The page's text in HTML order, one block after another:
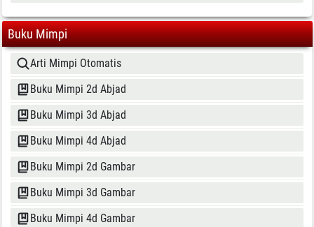
Buku Mimpi
Arti Mimpi Otomatis
Buku Mimpi 2d Abjad
Buku Mimpi 3d Abjad
Buku Mimpi 4d Abjad
Buku Mimpi 2d Gambar
Buku Mimpi 3d Gambar
Buku Mimpi 4d Gambar